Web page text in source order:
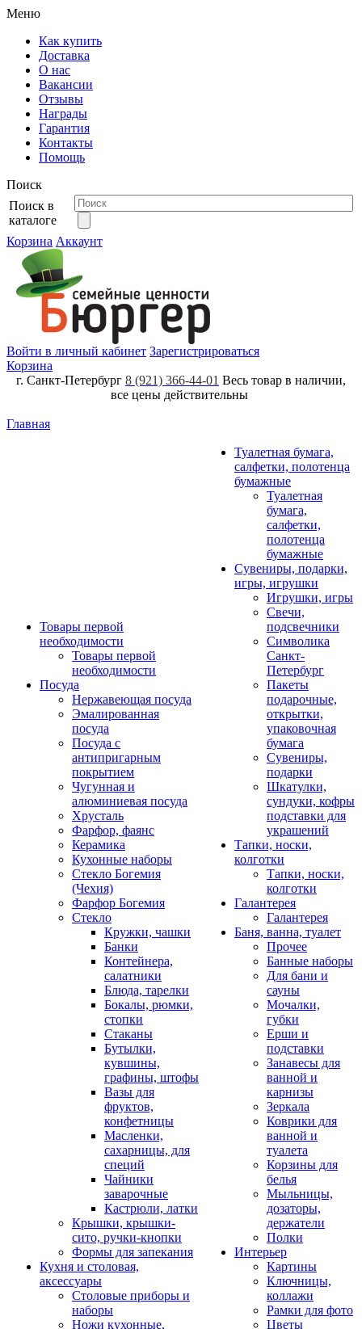
Меню
Как купить
Доставка
О нас
Вакансии
Отзывы
Награды
Гарантия
Контакты
Помощь
Поиск
Поиск в
каталоге
Корзина Аккаунт
Войти в личный кабинет Зарегистрироваться
Корзина
г. Санкт-Петербург 8 (921) 366-44-01 Весь товар в наличии,
все цены действительны
Главная
Товары первой
необходимости
Товары первой
необходимости
Посуда
Нержавеющая посуда
Эмалированная
посуда
Посуда с
антипригарным
покрытием
Чугунная и
алюминиевая посуда
Хрусталь
Фарфор, фаянс
Керамика
Кухонные наборы
Стекло Богемия
(Чехия)
Фарфор Богемия
Стекло
Кружки, чашки
Банки
Контейнера,
салатники
Блюда, тарелки
Бокалы, рюмки,
стопки
Стаканы
Бутылки,
кувшины,
графины, штофы
Вазы для
фруктов,
конфетницы
Масленки,
сахарницы, для
специй
Чайники
заварочные
Кастрюли, латки
Крышки, крышки-
сито, ручки-кнопки
Формы для запекания
Кухня и столовая,
аксессуары
Столовые приборы и
наборы
Ножи кухонные,
Туалетная бумага,
салфетки, полотенца
бумажные
Туалетная
бумага,
салфетки,
полотенца
бумажные
Сувениры, подарки,
игры, игрушки
Игрушки, игры
Свечи,
подсвечники
Символика
Санкт-
Петербург
Пакеты
подарочные,
открытки,
упаковочная
бумага
Сувениры,
подарки
Шкатулки,
сундуки, кофры
подставки для
украшений
Тапки, носки,
колготки
Тапки, носки,
колготки
Галантерея
Галантерея
Баня, ванна, туалет
Прочее
Банные наборы
Для бани и
сауны
Мочалки,
губки
Ерши и
подставки
Занавесы для
ванной и
карнизы
Зеркала
Коврики для
ванной и
туалета
Корзины для
белья
Мыльницы,
дозаторы,
держатели
Полки
Интерьер
Картины
Ключницы,
коллажи
Рамки для фото
Цветы